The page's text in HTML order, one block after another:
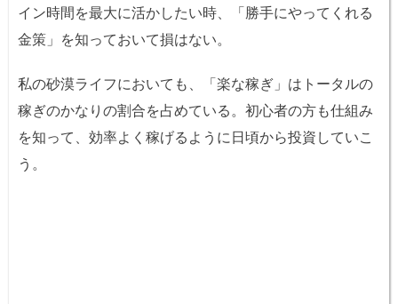
イン時間を最大に活かしたい時、「勝手にやってくれる
金策」を知っておいて損はない。
私の砂漠ライフにおいても、「楽な稼ぎ」はトータルの
稼ぎのかなりの割合を占めている。初心者の方も仕組み
を知って、効率よく稼げるように日頃から投資していこ
う。